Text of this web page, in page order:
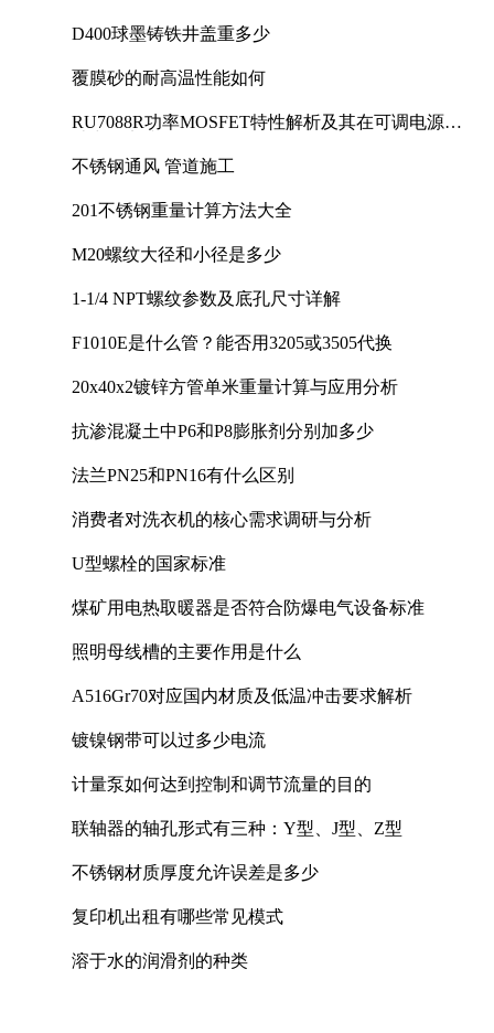
D400球墨铸铁井盖重多少
覆膜砂的耐高温性能如何
RU7088R功率MOSFET特性解析及其在可调电源设
不锈钢通风 管道施工
201不锈钢重量计算方法大全
M20螺纹大径和小径是多少
1-1/4 NPT螺纹参数及底孔尺寸详解
F1010E是什么管？能否用3205或3505代换
20x40x2镀锌方管单米重量计算与应用分析
抗渗混凝土中P6和P8膨胀剂分别加多少
法兰PN25和PN16有什么区别
消费者对洗衣机的核心需求调研与分析
U型螺栓的国家标准
煤矿用电热取暖器是否符合防爆电气设备标准
照明母线槽的主要作用是什么
A516Gr70对应国内材质及低温冲击要求解析
镀镍钢带可以过多少电流
计量泵如何达到控制和调节流量的目的
联轴器的轴孔形式有三种：Y型、J型、Z型
不锈钢材质厚度允许误差是多少
复印机出租有哪些常见模式
溶于水的润滑剂的种类